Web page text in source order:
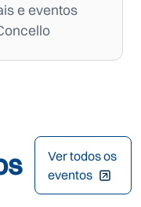
e eventos
Ver todos os
eventos